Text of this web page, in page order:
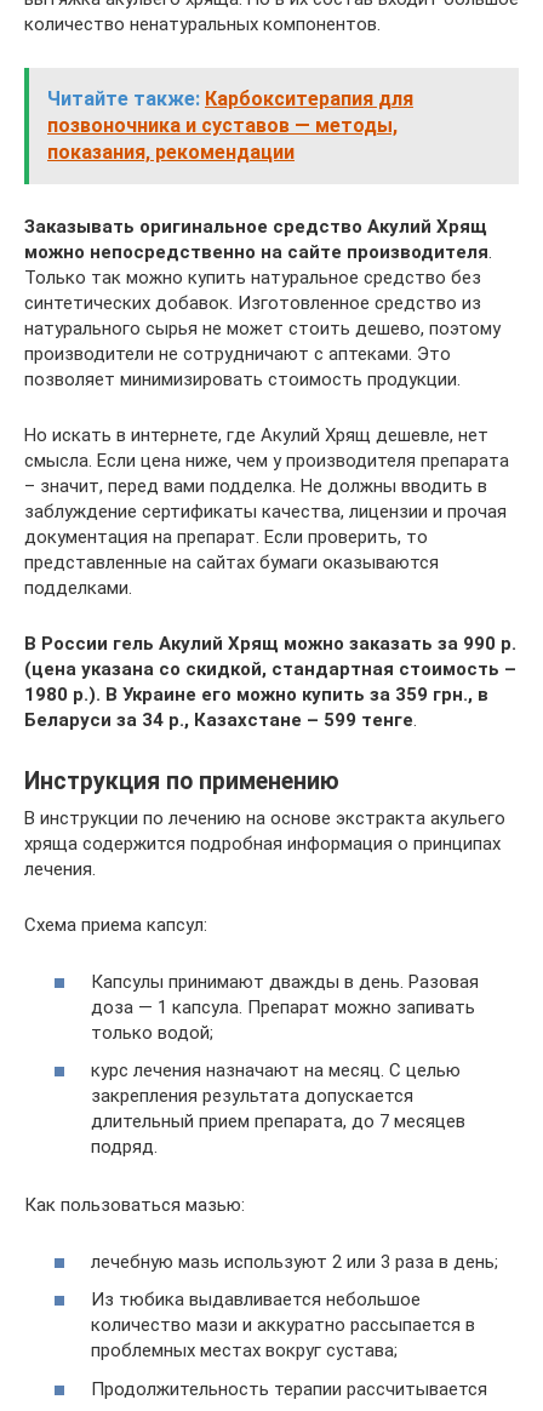
количество ненатуральных компонентов.
Читайте также: Карбокситерапия для
позвоночника и суставов — методы,
показания, рекомендации
Заказывать оригинальное средство Акулий Хрящ
можно непосредственно на сайте производителя.
Только так можно купить натуральное средство без
синтетических добавок. Изготовленное средство из
натурального сырья не может стоить дешево, поэтому
производители не сотрудничают с аптеками. Это
позволяет минимизировать стоимость продукции.
Но искать в интернете, где Акулий Хрящ дешевле, нет
смысла. Если цена ниже, чем у производителя препарата
– значит, перед вами подделка. Не должны вводить в
заблуждение сертификаты качества, лицензии и прочая
документация на препарат. Если проверить, то
представленные на сайтах бумаги оказываются
подделками.
В России гель Акулий Хрящ можно заказать за 990 р.
(цена указана со скидкой, стандартная стоимость –
1980 р.). В Украине его можно купить за 359 грн., в
Беларуси за 34 р., Казахстане – 599 тенге.
Инструкция по применению
В инструкции по лечению на основе экстракта акульего
хряща содержится подробная информация о принципах
лечения.
Схема приема капсул:
Капсулы принимают дважды в день. Разовая
доза — 1 капсула. Препарат можно запивать
только водой;
курс лечения назначают на месяц. С целью
закрепления результата допускается
длительный прием препарата, до 7 месяцев
подряд.
Как пользоваться мазью:
лечебную мазь используют 2 или 3 раза в день;
Из тюбика выдавливается небольшое
количество мази и аккуратно рассыпается в
проблемных местах вокруг сустава;
Продолжительность терапии рассчитывается